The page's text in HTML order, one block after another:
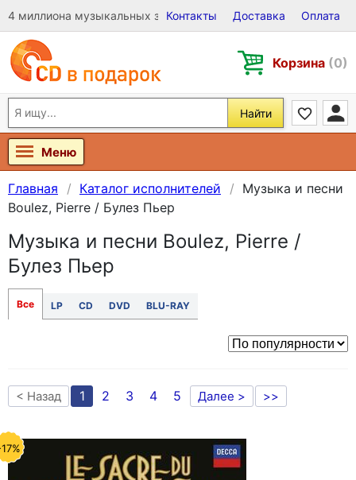
4 миллиона музыкальных записей на Виниле, CD и DVD
Контакты Доставка Оплата
Корзина (0)
Найти
Меню
Главная Каталог исполнителей
Музыка и песни
Boulez, Pierre / Булез Пьер
Музыка и песни Boulez, Pierre /
Булез Пьер
Все LP CD DVD BLU-RAY
< Назад 1 2 3 4 5 Далее > >>